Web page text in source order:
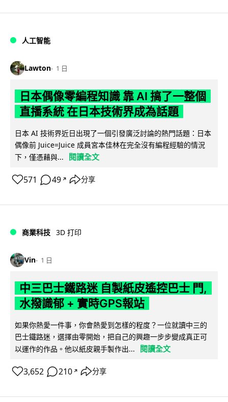
人工智能
Lawton 1 日
日本偶像零編程知識 靠 AI 搞了一整個
直播系統 在日本技術界成為話題
日本 AI 技術界近日出現了一個引發廣泛討論的熱門話題：日本
偶像前 Juice=Juice 成員宮本佳林在完全沒有編程經驗的情況
下，僅憑藉與...
閱讀全文
571 49 ↗ 分享
商業科技 3D 打印
Vin 1 日
中三巴士鐵路迷 自製紙皮遙控巴士 門,
水撥識郁 + 實時GPS報站
如果你熱愛一件事，你會熱愛到怎樣的程度？一位就讀中三的
巴士鐵路迷，選擇由零開始，把自己的興趣一步步變成真正可
以運作的作品。他以紙皮親手製作出...
閱讀全文
3,652 210 ↗ 分享